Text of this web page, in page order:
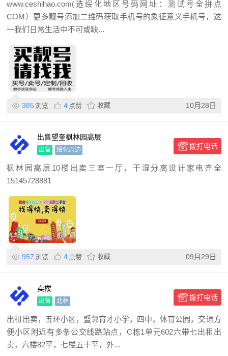
www.ceshihao.com(选绥化地区号码网址：测试号全拼点
COM）更多靓号添加二维码获取手机号的象征意义手机号，这
一我们日常生活中不可或缺...
385 浏览 4 点赞 收藏 10月28日
出售望奎枫林园高层
出售 绥化周边 拨打电话
枫林园高层10楼出卖三室一厅，干湿分离设计家电齐全
15145728881
957 浏览 4 点赞 收藏 09月29日
卖楼
出售 北林 拨打电话
出租出卖，五环小区，暨邻育才小学，四中，体育公园，交通方
便小区附近有多条公交线路站点，C栋1单元602六带七出租出
卖，六楼82平，七楼五十平，外...